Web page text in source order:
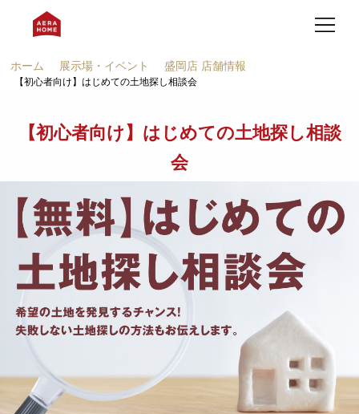
ホーム 展示場・イベント 盛岡店 店舗情報
【初心者向け】はじめての土地探し相談会
【初心者向け】はじめての土地探し相談
会